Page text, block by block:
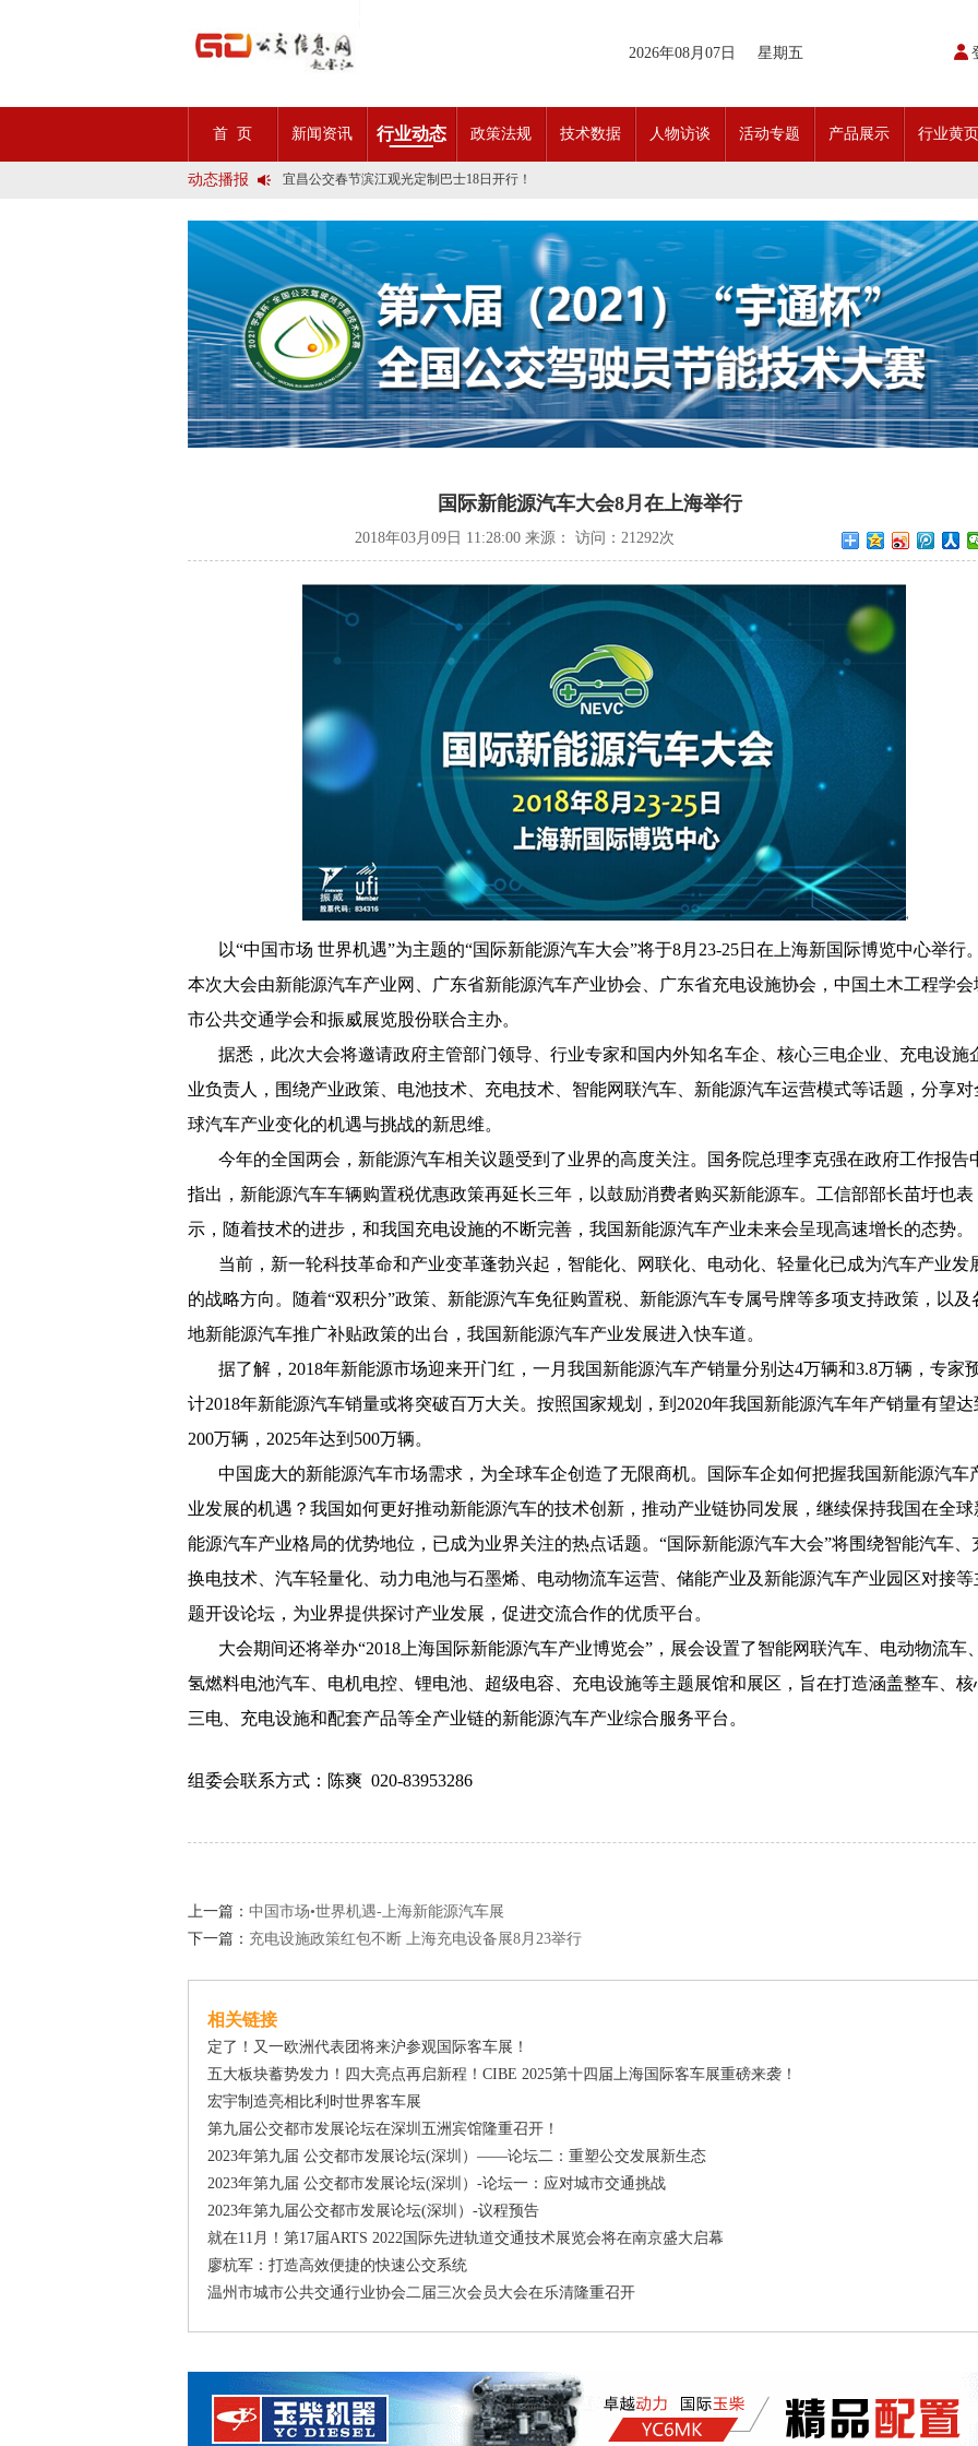
2026年08月07日 星期五
首 页 新闻资讯 行业动态 政策法规 技术数据 人物访谈 活动专题 产品展示 行业黄页
动态播报
石河子市公交公司荣获全国五一劳动奖状
宜昌公交春节滨江观光定制巴士18日开行！
传承张謇精神•厚植为民情怀•党建引领前行•文化润企发展——南通公交集团发布全新企业文化理念体系
岁月为鉴人民为证，百年北京公交实现历史性跨越！
今日生效！新《安全生产法》处罚条款对照
交通运输部、科学技术部发布关于科技创新驱动加快建设交通强国的意见
2025市民出行新方案 | 久事公交开通首条需求响应式定制班线
第九届公交都市发展论坛 (深圳)邀请函
石河子市公交公司荣获全国五一劳动奖状
宜昌公交春节滨江观光定制巴士18日开行！
传承张謇精神•厚植为民情怀•党建引领前行•文化润企发展——南通公交集团发布全新企业文化理念体系
创新 实践 沟通 | 聚焦「智慧公交」目标 助推公交转型发展——沪苏城市公交企业经验交流会在通顺利召开
岁月为鉴人民为证，百年北京公交实现历史性跨越！
今日生效！新《安全生产法》处罚条款对照
交通运输部、科学技术部发布关于科技创新驱动加快建设交通强国的意见
国际新能源汽车大会8月在上海举行
2018年03月09日 11:28:00 来源： 访问： 21292次
以“中国市场 世界机遇”为主题的“国际新能源汽车大会”将于8月 23-25日在上海新国际博览中心举行。
本次大会由新能源汽车产业网、广东省新能源汽车产业协会、广东省充电设施协会，中国土木工程学会
市公共交通学会和振威展览股份联合主办。
据悉，此次大会将邀请政府主管部门领导、行业专家和国内外知名车企、核心三电企业、充电设施
业负责人，围绕产业政策、电池技术、充电技术、智能网联汽车、新能源汽车运营模式等话题，分享对
球汽车产业变化的机遇与挑战的新思维。
今年的全国两会，新能源汽车相关议题受到了业界的高度关注。国务院总理李克强在政府工作报告
指出，新能源汽车车辆购置税优惠政策再延长三年，以鼓励消费者购买新能源车。工信部部长苗圩也表
示，随着技术的进步，和我国充电设施的不断完善，我国新能源汽车产业未来会呈现高速增长的态势。
当前，新一轮科技革命和产业变革蓬勃兴起，智能化、网联化、电动化、轻量化已成为汽车产业发
的战略方向。随着“双积分”政策、新能源汽车免征购置税、新能源汽车专属号牌等多项支持政策，以及
地新能源汽车推广补贴政策的出台，我国新能源汽车产业发展进入快车道。
据了解， 2018年新能源市场迎来开门红，一月我国新能源汽车产销量分别达4万辆和3.8万辆，专家
计2018年新能源汽车销量或将突破百万大关。按照国家规划，到 2020年我国新能源汽车年产销量有望达
200万辆， 2025年达到 500万辆。
中国庞大的新能源汽车市场需求，为全球车企创造了无限商机。国际车企如何把握我国新能源汽车
业发展的机遇？我国如何更好推动新能源汽车的技术创新，推动产业链协同发展，继续保持我国在全球
能源汽车产业格局的优势地位，已成为业界关注的热点话题。“国际新能源汽车大会”将围绕智能汽车、
换电技术、汽车轻量化、动力电池与石墨烯、电动物流车运营、储能产业及新能源汽车产业园区对接等
题开设论坛，为业界提供探讨产业发展，促进交流合作的优质平台。
大会期间还将举办“2018 上海国际新能源汽车产业博览会”，展会设置了智能网联汽车、电动物流车、
氢燃料电池汽车、电机电控、锂电池、超级电容、充电设施等主题展馆和展区，旨在打造涵盖整车、核
三电、充电设施和配套产品等全产业链的新能源汽车产业综合服务平台。
组委会联系方式：陈爽 020-83953286
上一篇： 中国市场•世界机遇-上海新能源汽车展
下一篇： 充电设施政策红包不断 上海充电设备展8月23举行
相关链接
定了！又一欧洲代表团将来沪参观国际客车展！
五大板块蓄势发力！四大亮点再启新程！CIBE 2025第十四届上海国际客车展重磅来袭！
宏宇制造亮相比利时世界客车展
第九届公交都市发展论坛在深圳五洲宾馆隆重召开！
2023年第九届 公交都市发展论坛(深圳）——论坛二：重塑公交发展新生态
2023年第九届 公交都市发展论坛(深圳）-论坛一：应对城市交通挑战
2023年第九届公交都市发展论坛(深圳）-议程预告
就在11月！第17届ARTS 2022国际先进轨道交通技术展览会将在南京盛大启幕
廖杭军：打造高效便捷的快速公交系统
温州市城市公共交通行业协会二届三次会员大会在乐清隆重召开